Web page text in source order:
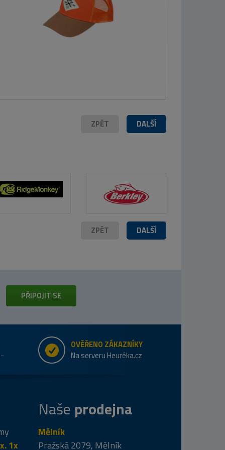
MIVARDI Prut
Entrix 360H
DALŠÍ
ZPĚT
DALŠÍ
ZPĚT
PŘIPOJIT SE
OVĚŘENO ZÁKAZNÍKY
Na serveru Heuréka.cz
1x
Naše prodejna
Mělník
Pražská 2079, Mělník